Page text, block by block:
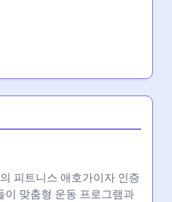
피트니스 애호가이자 인증
이 맞춤형 운동 프로그램과